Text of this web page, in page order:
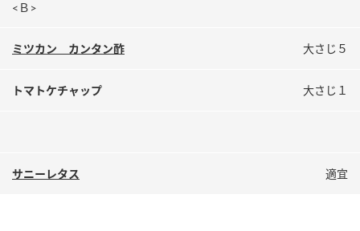
<Ｂ>
ミツカン カンタン酢 大さじ５
トマトケチャップ 大さじ１
サニーレタス 適宜